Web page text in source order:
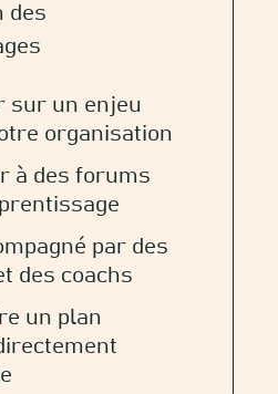
des
sur un enjeu
organisation
à des forums
par des
des coachs
un plan